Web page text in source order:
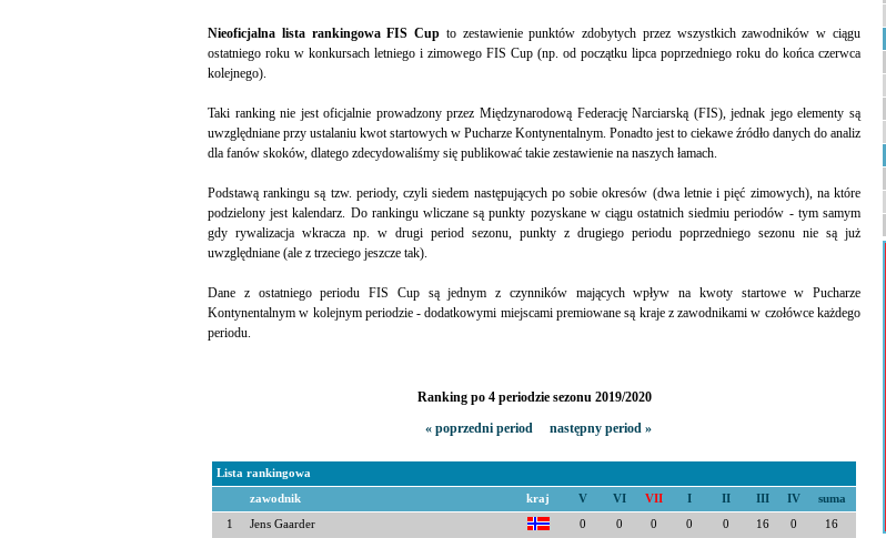
Nieoficjalna lista rankingowa FIS Cup to zestawienie punktów zdobytych przez wszystkich zawodników w ciągu
ostatniego roku w konkursach letniego i zimowego FIS Cup (np. od początku lipca poprzedniego roku do końca czerwca
kolejnego).
Taki ranking nie jest oficjalnie prowadzony przez Międzynarodową Federację Narciarską (FIS), jednak jego elementy są
uwzględniane przy ustalaniu kwot startowych w Pucharze Kontynentalnym. Ponadto jest to ciekawe źródło danych do analiz
dla fanów skoków, dlatego zdecydowaliśmy się publikować takie zestawienie na naszych łamach.
Podstawą rankingu są tzw. periody, czyli siedem następujących po sobie okresów (dwa letnie i pięć zimowych), na które
podzielony jest kalendarz. Do rankingu wliczane są punkty pozyskane w ciągu ostatnich siedmiu periodów - tym samym
gdy rywalizacja wkracza np. w drugi period sezonu, punkty z drugiego periodu poprzedniego sezonu nie są już
uwzględniane (ale z trzeciego jeszcze tak).
Dane z ostatniego periodu FIS Cup są jednym z czynników mających wpływ na kwoty startowe w Pucharze
Kontynentalnym w kolejnym periodzie - dodatkowymi miejscami premiowane są kraje z zawodnikami w czołówce każdego
periodu.
Ranking po 4 periodzie sezonu 2019/2020
« poprzedni period
następny period »
Lista rankingowa
zawodnik kraj V VI VII I II III IV suma
1 Jens Gaarder 0 0 0 0 0 16 0 16